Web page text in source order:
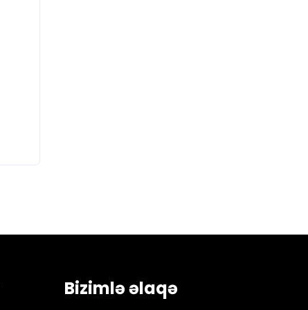
Bizimlə əlaqə